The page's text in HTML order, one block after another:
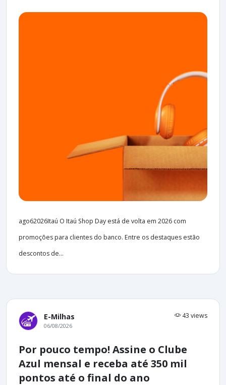
ago62026Itaú O Itaú Shop Day está de volta em 2026 com
promoções para clientes do banco. Entre os destaques estão
descontos de...
E-Milhas 43 views
06/08/2026
Por pouco tempo! Assine o Clube
Azul mensal e receba até 350 mil
pontos até o final do ano